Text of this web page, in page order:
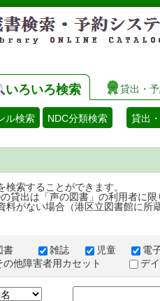
いろいろ検索 貸出・
ル検索 NDC分類検索 貸出
索することができます。
貸出は「声の図書」の利用者に限
料がない場合（港区立図書館に所
書 雑誌 児童
電
の他障害者用カセット
デ